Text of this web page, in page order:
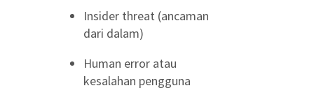
Insider threat (ancaman
dari dalam)
Human error atau
kesalahan pengguna